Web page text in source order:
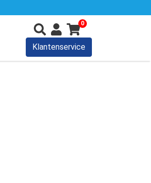
0
Klantenservice